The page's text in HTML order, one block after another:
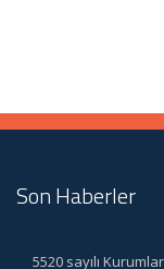
Son Haberler
5520 sayılı